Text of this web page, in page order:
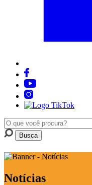
Notícias